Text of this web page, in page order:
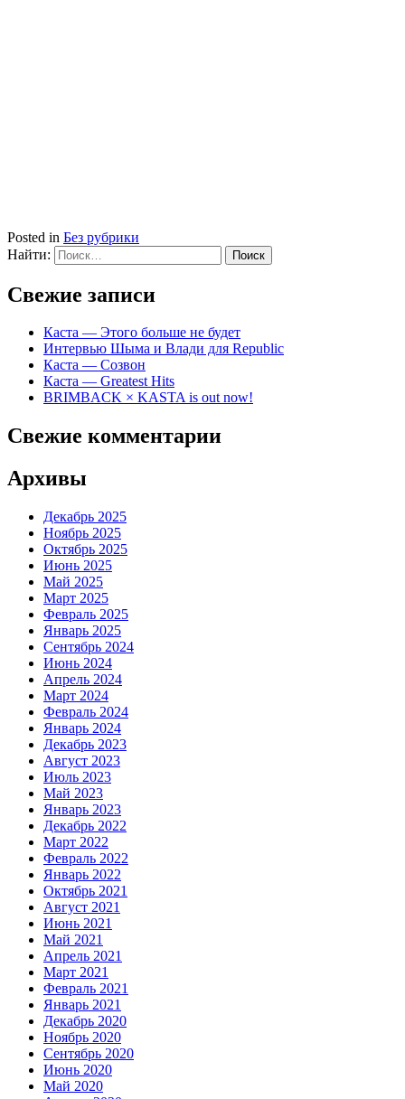
Posted in Без рубрики
Найти:
Свежие записи
Каста — Этого больше не будет
Интервью Шыма и Влади для Republic
Каста — Созвон
Каста — Greatest Hits
BRIMBACK × KASTA is out now!
Свежие комментарии
Архивы
Декабрь 2025
Ноябрь 2025
Октябрь 2025
Июнь 2025
Май 2025
Март 2025
Февраль 2025
Январь 2025
Сентябрь 2024
Июнь 2024
Апрель 2024
Март 2024
Февраль 2024
Январь 2024
Декабрь 2023
Август 2023
Июль 2023
Май 2023
Январь 2023
Декабрь 2022
Март 2022
Февраль 2022
Январь 2022
Октябрь 2021
Август 2021
Июнь 2021
Май 2021
Апрель 2021
Март 2021
Февраль 2021
Январь 2021
Декабрь 2020
Ноябрь 2020
Сентябрь 2020
Июнь 2020
Май 2020